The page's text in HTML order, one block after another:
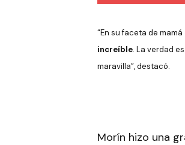
“En su faceta de
increíble. La verdad
maravilla”, destacó.
Morín hizo una